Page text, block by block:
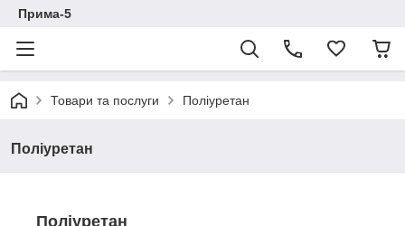
Прима-5
Товари та послуги Поліуретан
Поліуретан
Поліуретан